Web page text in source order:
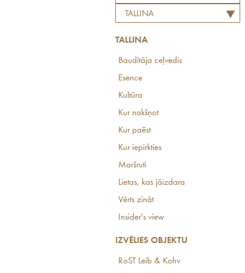
TALLINA
TALLINA
Baudītāja ceļvedis
Esence
Kultūra
Kur nakšņot
Kur paēst
Kur iepirkties
Maršruti
Lietas, kas jāizdara
Vērts zināt
Insider's view
IZVĒLIES OBJEKTU
RoST Leib & Kohv